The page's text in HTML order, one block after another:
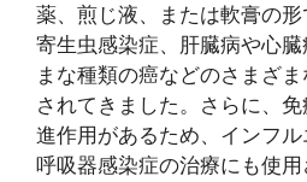
薬、煎じ液、または軟膏の
寄生虫感染症、肝臓病や心
まな種類の癌などのさまざ
されてきました。さらに、
進作用があるため、インフ
呼吸器感染症の治療にも使用